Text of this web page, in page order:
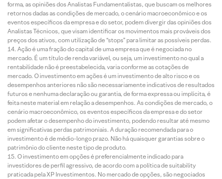
forma, as opiniões dos Analistas Fundamentalistas, que buscam os melhores
retornos dadas as condições de mercado, o cenário macroeconômico e os
eventos específicos da empresa e do setor, podem divergir das opiniões dos
Analistas Técnicos, que visam identificar os movimentos mais prováveis dos
preços dos ativos, com utilização de “stops” para limitar as possíveis perdas.
Ação é uma fração do capital de uma empresa que é negociada no
mercado. É um título de renda variável, ou seja, um investimento no qual a
rentabilidade não é preestabelecida, varia conforme as cotações de
mercado. O investimento em ações é um investimento de alto risco e os
desempenhos anteriores não são necessariamente indicativos de resultados
futuros e nenhuma declaração ou garantia, de forma expressa ou implícita, é
feita neste material em relação a desempenhos. As condições de mercado, o
cenário macroeconômico, os eventos específicos da empresa e do setor
podem afetar o desempenho do investimento, podendo resultar até mesmo
em significativas perdas patrimoniais. A duração recomendada para o
investimento é de médio-longo prazo. Não há quaisquer garantias sobre o
patrimônio do cliente neste tipo de produto.
O investimento em opções é preferencialmente indicado para
investidores de perfil agressivo, de acordo com a política de suitability
praticada pela XP Investimentos. No mercado de opções, são negociados